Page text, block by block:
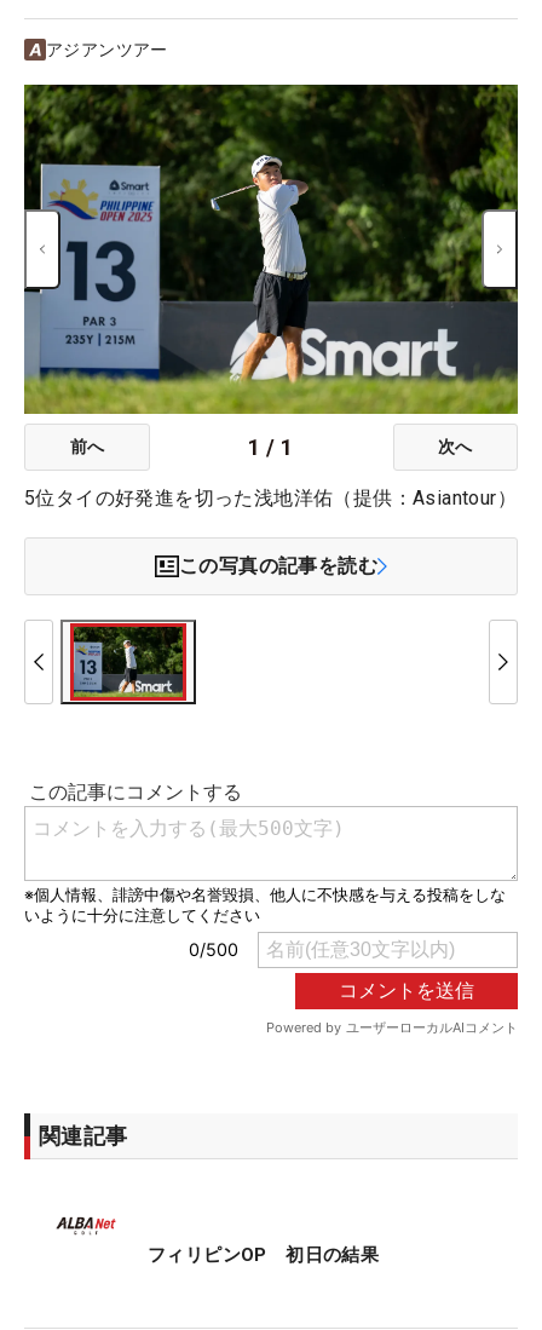
アジアンツアー
前へ 1 / 1 次へ
5位タイの好発進を切った浅地洋佑（提供：Asiantour）
この写真の記事を読む
関連記事
フィリピンOP 初日の結果